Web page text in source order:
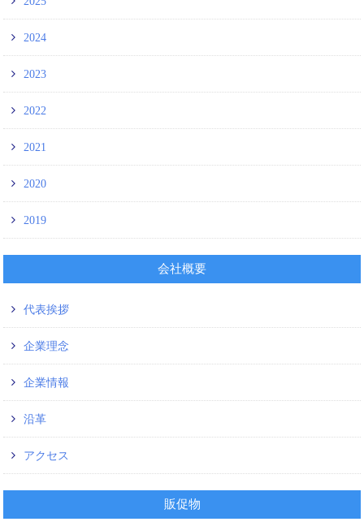
2024
2023
2022
2021
2020
2019
会社概要
代表挨拶
企業理念
企業情報
沿革
アクセス
販促物